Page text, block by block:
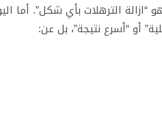
الترهلات بأي شكل”. أما
أو “أسرع نتيجة”، بل عن: